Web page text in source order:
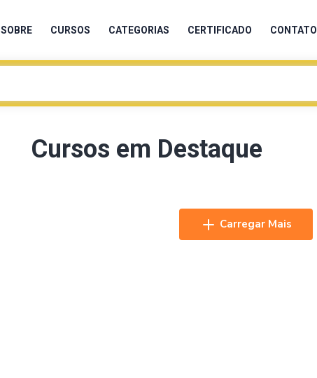
SOBRE CURSOS CATEGORIAS CERTIFICADO CONTATO
Cursos em Destaque
Carregar Mais